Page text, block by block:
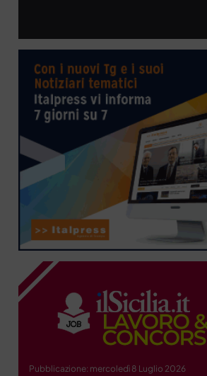
Pubblicazione: mercoledì 8 Luglio 2026